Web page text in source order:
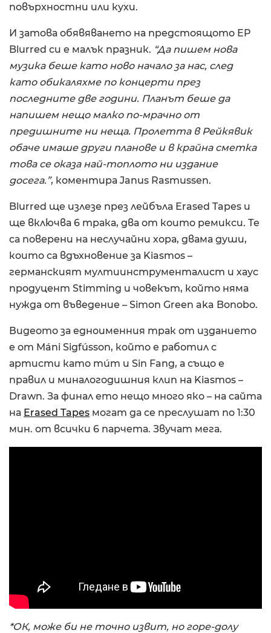
повърхностни или кухи.
И затова обявяването на предстоящото EP
Blurred си е малък празник. “Да пишем нова
музика беше като ново начало за нас, след
като обикаляхме по концерти през
последните две години. Планът беше да
напишем нещо малко по-мрачно от
предишните ни неща. Пролетта в Рейкявик
обаче имаше други планове и в крайна сметка
това се оказа най-топлото ни издание
досега.”, коментира Janus Rasmussen.
Blurred ще излезе през лейбъла Erased Tapes и
ще включва 6 трака, два от които ремикси. Те
са поверени на неслучайни хора, двама души,
които са вдъхновение за Kiasmos –
германският мултиинструменталист и хаус
продуцент Stimming и човекът, който няма
нужда от въведение – Simon Green aka Bonobo.
Видеото за едноименния трак от изданието
е от Máni Sigfússon, който е работил с
артисти като múm и Sin Fang, а също е
правил и миналогодишния клип на Kiasmos –
Drawn. За финал ето нещо много яко – на сайта
на Erased Tapes могат да се преслушат по 1:30
мин. от всички 6 парчета. Звучат мега.
*ОК, може би не точно извит, но горе-долу